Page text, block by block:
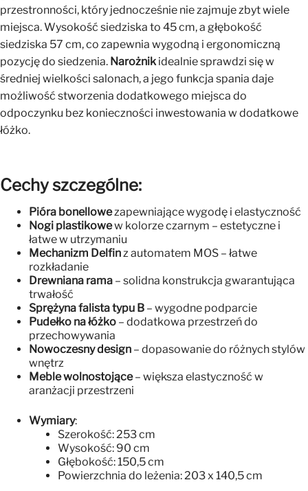
przestronności, który jednocześnie nie zajmuje zbyt wiele
miejsca. Wysokość siedziska to 45 cm, a głębokość
siedziska 57 cm, co zapewnia wygodną i ergonomiczną
pozycję do siedzenia. Narożnikidealnie sprawdzi się w
średniej wielkości salonach, a jego funkcja spania daje
możliwość stworzenia dodatkowego miejsca do
odpoczynku bez konieczności inwestowania w dodatkowe
łóżko.
Cechy szczególne:
Pióra bonellowezapewniające wygodę i elastyczność
Nogi plastikowew kolorze czarnym – estetyczne i
łatwe w utrzymaniu
Mechanizm Delfin z automatem MOS – łatwe
rozkładanie
Drewniana rama – solidna konstrukcja gwarantująca
trwałość
Sprężyna falista typu B – wygodne podparcie
Pudełko na łóżko – dodatkowa przestrzeń do
przechowywania
Nowoczesny design – dopasowanie do różnych stylów
wnętrz
Meble wolnostojące– większa elastyczność w
aranżacji przestrzeni
Wymiary:
Szerokość: 253 cm
Wysokość: 90 cm
Głębokość: 150,5 cm
Powierzchnia do leżenia: 203 x 140,5 cm